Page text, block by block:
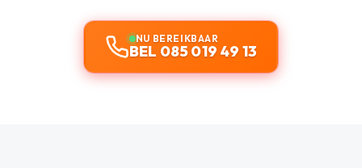
NU BEREIKBAAR
BEL 085 019 49 13